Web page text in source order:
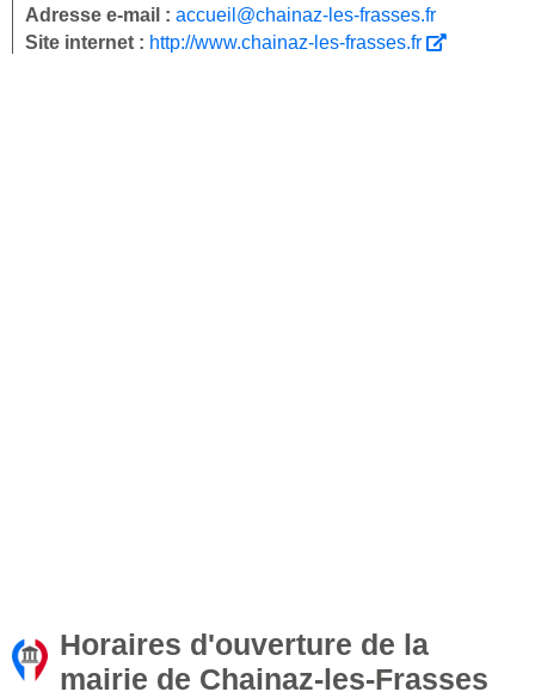
Adresse e-mail : accueil@chainaz-les-frasses.fr
Site internet : http://www.chainaz-les-frasses.fr
Horaires d'ouverture de la
mairie de Chainaz-les-Frasses